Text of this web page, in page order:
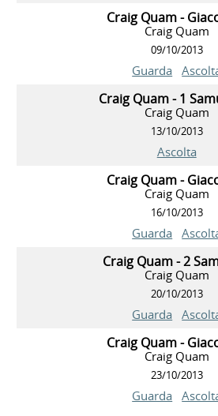
Craig Quam -
Craig Quam
09/10/2013
Guarda
Craig Quam - 1
Craig Quam
13/10/2013
Ascolta
Craig Quam -
Craig Quam
16/10/2013
Guarda
Craig Quam - 2
Craig Quam
20/10/2013
Guarda
Craig Quam -
Craig Quam
23/10/2013
Guarda